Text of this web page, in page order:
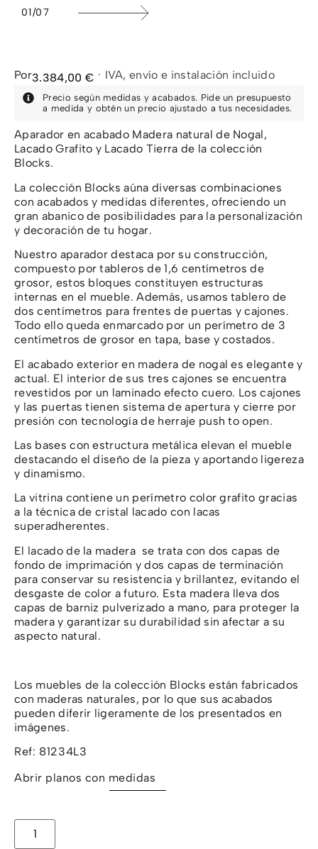
1/ 7
Por3.384,00 € · IVA, envío e instalación incluido
Precio según medidas y acabados. Pide un presupuesto
a medida y obtén un precio ajustado a tus necesidades.
Aparador en acabado Madera natural de Nogal,
Lacado Grafito y Lacado Tierra de la colección
Blocks.
La colección Blocks aúna diversas combinaciones
con acabados y medidas diferentes, ofreciendo un
gran abanico de posibilidades para la personalización
y decoración de tu hogar.
Nuestro aparador destaca por su construcción,
compuesto por tableros de 1,6 centímetros de
grosor, estos bloques constituyen estructuras
internas en el mueble. Además, usamos tablero de
dos centímetros para frentes de puertas y cajones.
Todo ello queda enmarcado por un perímetro de 3
centímetros de grosor en tapa, base y costados.
El acabado exterior en madera de nogal es elegante y
actual. El interior de sus tres cajones se encuentra
revestidos por un laminado efecto cuero. Los cajones
y las puertas tienen sistema de apertura y cierre por
presión con tecnología de herraje push to open.
Las bases con estructura metálica elevan el mueble
destacando el diseño de la pieza y aportando ligereza
y dinamismo.
La vitrina contiene un perímetro color grafito gracias
a la técnica de cristal lacado con lacas
superadherentes.
El lacado de la madera se trata con dos capas de
fondo de imprimación y dos capas de terminación
para conservar su resistencia y brillantez, evitando el
desgaste de color a futuro. Esta madera lleva dos
capas de barniz pulverizado a mano, para proteger la
madera y garantizar su durabilidad sin afectar a su
aspecto natural.
Los muebles de la colección Blocks están fabricados
con maderas naturales, por lo que sus acabados
pueden diferir ligeramente de los presentados en
imágenes.
Ref: 81234L3
Abrir planos con medidas